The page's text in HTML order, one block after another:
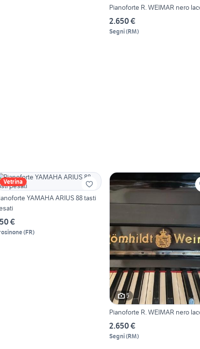
Pianoforte R.
2.650 €
Segni(RM)
Vetrina
YAMAHA ARIUS 88 tasti
€
(FR)
5
Pianoforte R.
2.650 €
Segni(RM)